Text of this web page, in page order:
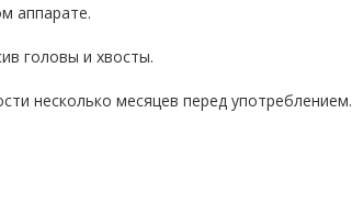
аппарате.
головы и хвосты.
несколько месяцев перед употреблением.